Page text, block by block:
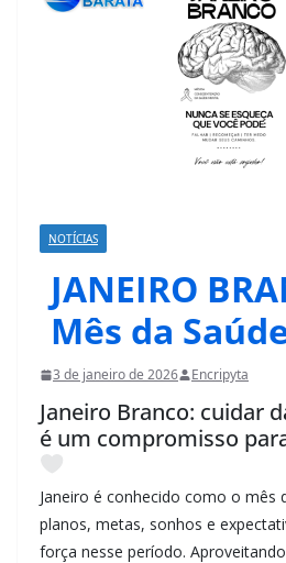
NOTÍCIAS
JANEIRO
Mês da
3 de janeiro de 2026 Encripyta
Janeiro Branco: cuidar
é um compromisso
Janeiro é conhecido como o mês
planos, metas, sonhos e
força nesse período.